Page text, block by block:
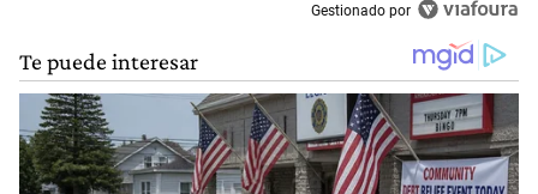
Gestionado por